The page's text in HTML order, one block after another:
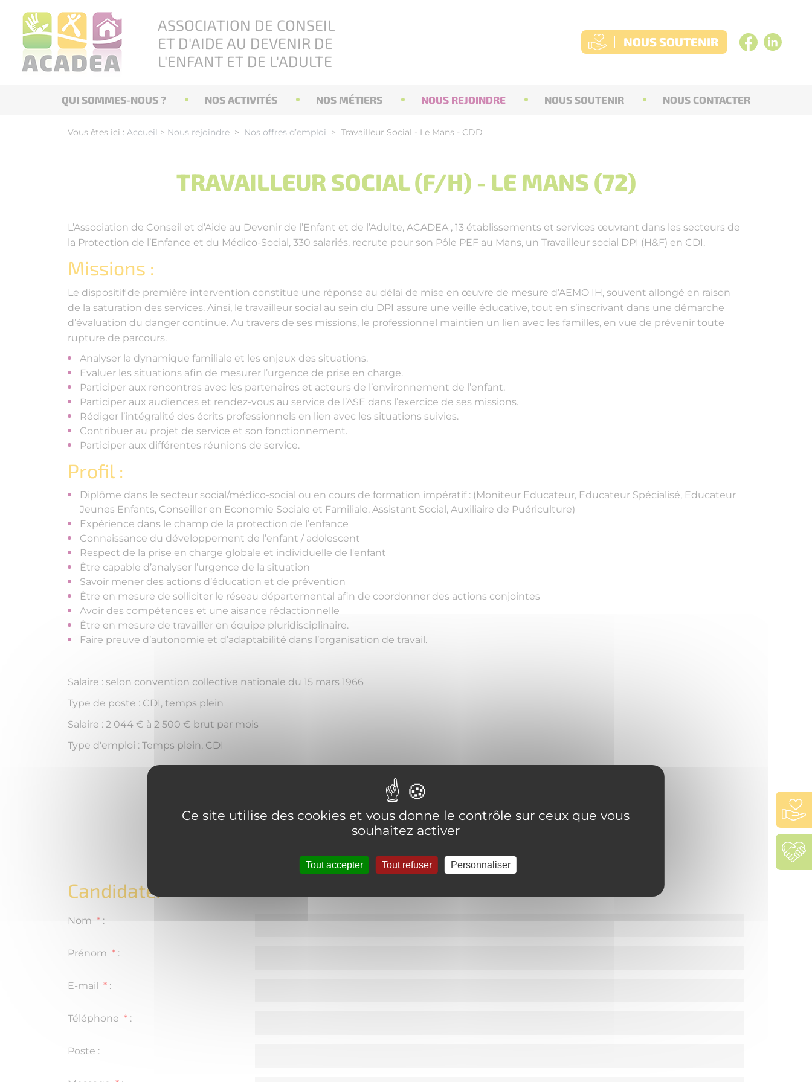
ASSOCIATION DE CONSEIL
ET D'AIDE AU DEVENIR DE
L'ENFANT ET DE L'ADULTE
NOUS SOUTENIR
QUI SOMMES-NOUS ?
PROJET ASSOCIATIF
NOS ACTIVITÉS
PÔLE HANDICAP
NOS MÉTIERS
ACCOMPAGNANT/E
MÉDICAL ET PARAMÉDICAL
NOUS REJOINDRE
CANDIDATURE SPONTANÉE
NOUS SOUTENIR NOUS CONTACTER
Vous êtes ici : Accueil > Nous rejoindre > Nos offres d’emploi > Travailleur Social - Le Mans - CDD
TRAVAILLEUR SOCIAL (F/H) - LE MANS (72)
L’Association de Conseil et d’Aide au Devenir de l’Enfant et de l’Adulte, ACADEA , 13 établissements et services œuvrant dans les secteurs de
la Protection de l’Enfance et du Médico-Social, 330 salariés, recrute pour son Pôle PEF au Mans, un Travailleur social DPI (H&F) en CDI.
Missions :
Le dispositif de première intervention constitue une réponse au délai de mise en œuvre de mesure d’AEMO IH, souvent allongé en raison
de la saturation des services. Ainsi, le travailleur social au sein du DPI assure une veille éducative, tout en s’inscrivant dans une démarche
d’évaluation du danger continue. Au travers de ses missions, le professionnel maintien un lien avec les familles, en vue de prévenir toute
rupture de parcours.
Analyser la dynamique familiale et les enjeux des situations.
Evaluer les situations afin de mesurer l’urgence de prise en charge.
Participer aux rencontres avec les partenaires et acteurs de l’environnement de l’enfant.
Participer aux audiences et rendez-vous au service de l’ASE dans l’exercice de ses missions.
Rédiger l’intégralité des écrits professionnels en lien avec les situations suivies.
Contribuer au projet de service et son fonctionnement.
Participer aux différentes réunions de service.
Profil :
Diplôme dans le secteur social/médico-social ou en cours de formation impératif : (Moniteur Educateur, Educateur Spécialisé, Educateur
Jeunes Enfants, Conseiller en Economie Sociale et Familiale, Assistant Social, Auxiliaire de Puériculture)
Expérience dans le champ de la protection de l’enfance
Connaissance du développement de l’enfant / adolescent
Respect de la prise en charge globale et individuelle de l'enfant
Être capable d’analyser l’urgence de la situation
Savoir mener des actions d’éducation et de prévention
Être en mesure de solliciter le réseau départemental afin de coordonner des actions conjointes
Avoir des compétences et une aisance rédactionnelle
Être en mesure de travailler en équipe pluridisciplinaire.
Faire preuve d’autonomie et d’adaptabilité dans l’organisation de travail.
Salaire : selon convention collective nationale du 15 mars 1966
Type de poste : CDI, temps plein
Salaire : 2 044 € à 2 500 € brut par mois
Type d'emploi : Temps plein, CDI
Candidater
Nom * :
Prénom * :
E-mail * :
Téléphone * :
Poste :
Ce site utilise des cookies et vous donne le contrôle sur ceux que vous
souhaitez activer
Tout accepter Tout refuser Personnaliser